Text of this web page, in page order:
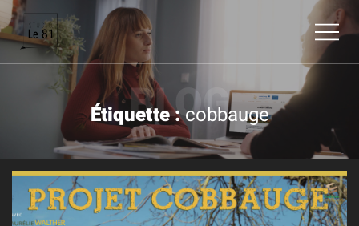
BLOG
Étiquette :cobbauge